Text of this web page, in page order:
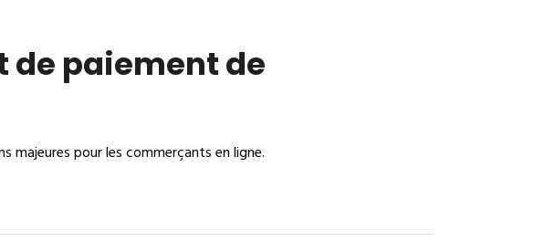
de paiement de
majeures pour les commerçants en ligne.